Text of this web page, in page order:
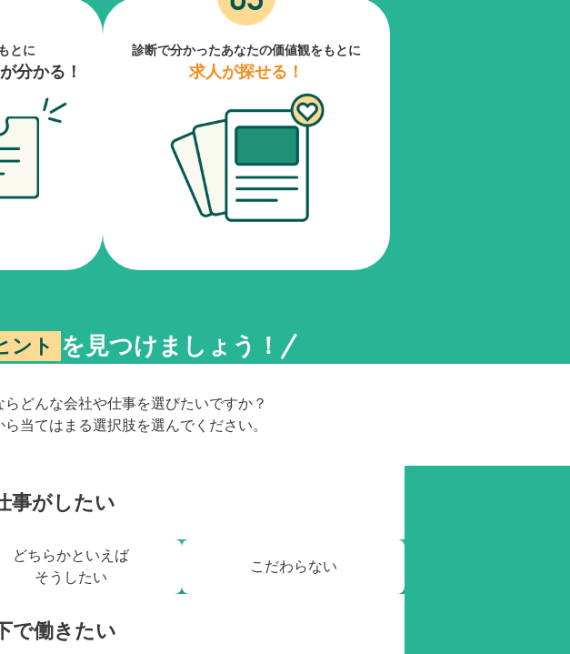
とに
が分かる！
診断で分かったあなたの価値観をもとに
求人が探せる！
ント を見つけましょう！
らどんな会社や仕事を選びたいですか？
ら当てはまる選択肢を選んでください。
事がしたい
どちらかといえば
そうしたい
こだわらない
で働きたい